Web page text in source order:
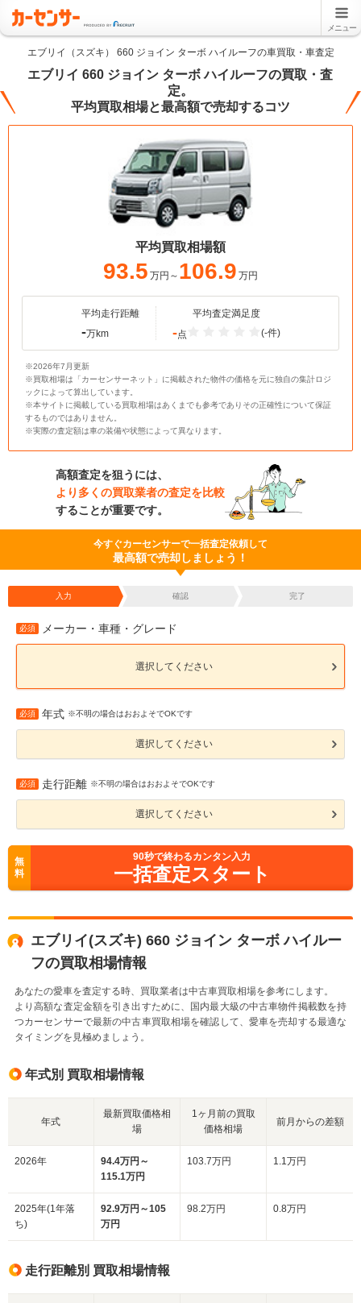
メニュー
エブリイ（スズキ） 660 ジョイン ターボ ハイルーフの車買取・車査定
エブリイ 660 ジョイン ターボ ハイルーフの買取・査
定。
平均買取相場と最高額で売却するコツ
平均買取相場額
93.5 万円～ 106.9 万円
平均走行距離
-万km
平均査定満足度
-点 (-件)
※2026年7月更新
※買取相場は「カーセンサーネット」に掲載された物件の価格を元に独自の集計ロジ
ックによって算出しています。
※本サイトに掲載している買取相場はあくまでも参考でありその正確性について保証
するものではありません。
※実際の査定額は車の装備や状態によって異なります。
高額査定を狙うには、
より多くの買取業者の査定を比較
することが重要です。
今すぐカーセンサーで一括査定依頼して
最高額で売却しましょう！
入力 確認 完了
必須 メーカー・車種・グレード
選択してください
必須 年式 ※不明の場合はおおよそでOKです
選択してください
必須 走行距離 ※不明の場合はおおよそでOKです
選択してください
無
料
90秒で終わるカンタン入力
一括査定スタート
エブリイ(スズキ) 660 ジョイン ターボ ハイルー
フの買取相場情報
あなたの愛車を査定する時、買取業者は中古車買取相場を参考にします。
より高額な査定金額を引き出すために、国内最大級の中古車物件掲載数を持
つカーセンサーで最新の中古車買取相場を確認して、愛車を売却する最適な
タイミングを見極めましょう。
年式別 買取相場情報
年式
最新買取価格相
場
1ヶ月前の買取
価格相場
前月からの差額
2026年
94.4万円～
115.1万円
103.7万円 1.1万円
2025年(1年落
ち)
92.9万円～105
万円
98.2万円 0.8万円
走行距離別 買取相場情報